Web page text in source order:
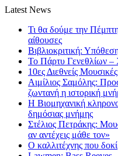
Latest News
Τι θα δούμε την
αίθουσες
Βιβλιοκριτική:
Το Πάρτυ Γενεθλίων –
10ες Διεθνείς
Αιμίλιος Σαμόλης:
ζωντανή η ιστορική
Η Βιομηχανική
δημόσιας μνήμης
Στέλιος Πετράκης:
αν αντέχεις μάθε τον»
Ο καλλιτέχνης που